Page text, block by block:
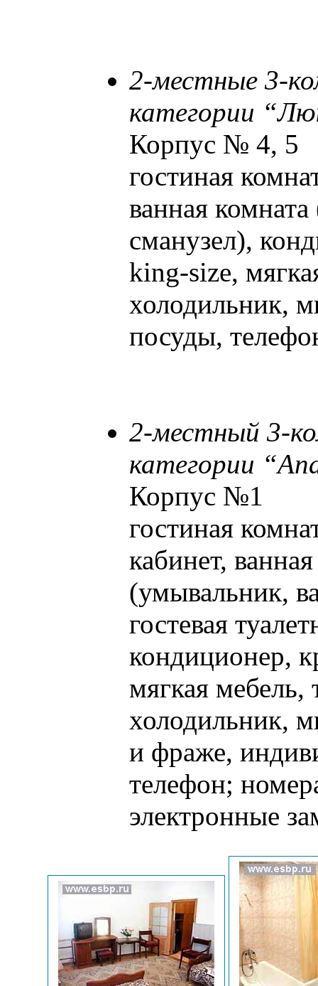
2-местные 3-
категории
Корпус № 4, 5
гостиная
ванная
сманузел),
king-size,
холодильник,
посуды,
2-местный 3-
категории
Корпус №1
гостиная
кабинет,
(умывальник,
гостевая
кондиционер,
мягкая мебель,
холодильник,
и фраже,
телефон;
электронные